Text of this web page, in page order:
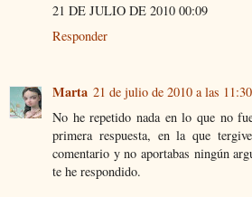
21 DE JULIO DE 2010 00:09
Responder
Marta 21 de julio de 2010 a las 11:30
No he repetido nada en lo que no
primera respuesta, en la que
comentario y no aportabas ningún
te he respondido.